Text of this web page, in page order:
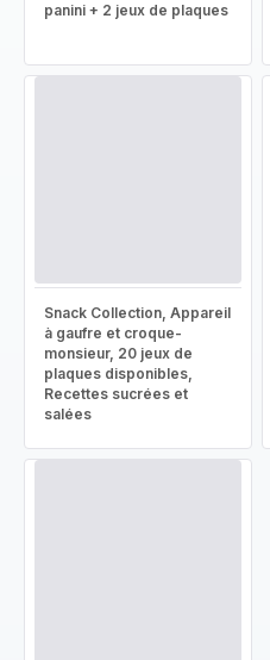
panini + 2 jeux de plaques
Snack Collection, Appareil
à gaufre et croque-
monsieur, 20 jeux de
plaques disponibles,
Recettes sucrées et
salées